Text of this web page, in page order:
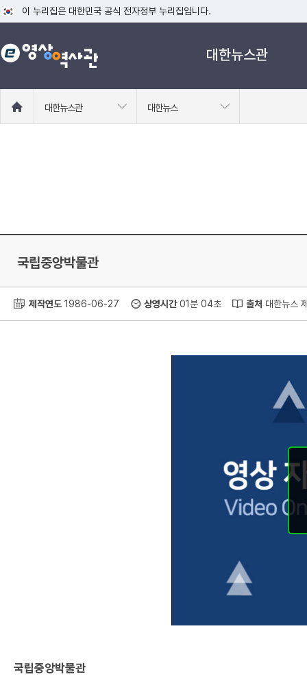
이 누리집은 대한민국 공식 전자정부 누리집입니다.
공식 누리집 주소 확인하기
go.kr 주소를 사용하는 누리집은 대한민국 정부기관이 관리하는 누리집입니
대한뉴스관
로
대한뉴스관 대한뉴스
국립중앙박물관
제작연도 1986-06-27 상영시간01분 04초 출처 대한뉴스
국립중앙박물관